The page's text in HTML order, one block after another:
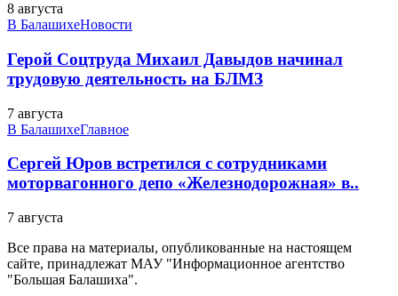
8 августа
В БалашихеНовости
Герой Соцтруда Михаил Давыдов начинал
трудовую деятельность на БЛМЗ
7 августа
В БалашихеГлавное
Сергей Юров встретился с сотрудниками
моторвагонного депо «Железнодорожная» в..
7 августа
Все права на материалы, опубликованные на настоящем
сайте, принадлежат МАУ "Информационное агентство
"Большая Балашиха".